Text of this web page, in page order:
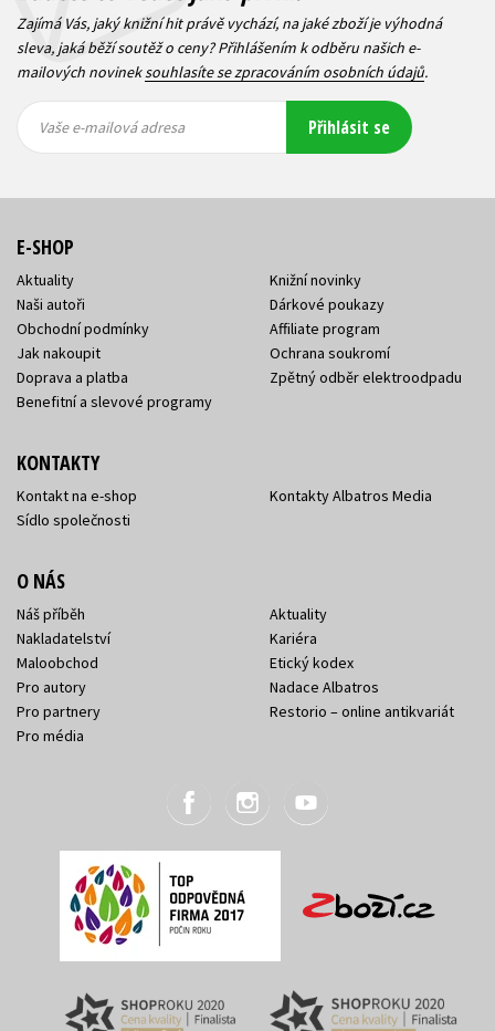
Zajímá Vás, jaký knižní hit právě vychází, na jaké zboží je výhodná
sleva, jaká běží soutěž o ceny? Přihlášením k odběru našich e-
mailových novineksouhlasíte se zpracováním osobních údajů.
mailová
mailová
Vaše e-mailová adresa Přihlásit se
E-SHOP
Aktuality
Naši autoři
Obchodní podmínky
Jak nakoupit
Doprava a platba
Benefitní a slevové programy
Knižní novinky
Dárkové poukazy
Affiliate program
Ochrana soukromí
Zpětný odběr elektroodpadu
KONTAKTY
Kontakt na e-shop
Sídlo společnosti
Kontakty Albatros Media
O NÁS
Náš příběh
Nakladatelství
Maloobchod
Pro autory
Pro partnery
Pro média
Aktuality
Kariéra
Etický kodex
Nadace Albatros
Restorio – online antikvariát